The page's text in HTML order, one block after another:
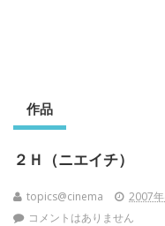
作品
２Ｈ（ニエイチ）
topics@cinema 2007
コメントはありません